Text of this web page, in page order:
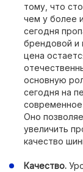
тому, что
чем у более
сегодня
брендовой и
цена
основную
сегодня на
Оно
увеличить
качество
Качество.